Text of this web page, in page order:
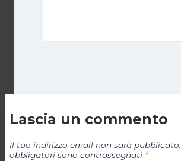
Lascia un commento
Il tuo indirizzo email non sarà pubblicato.
obbligatori sono contrassegnati *